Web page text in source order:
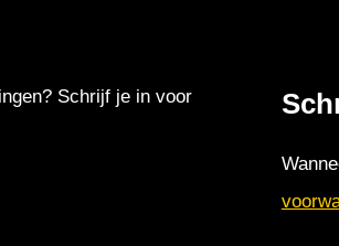
Schrijf je in voor